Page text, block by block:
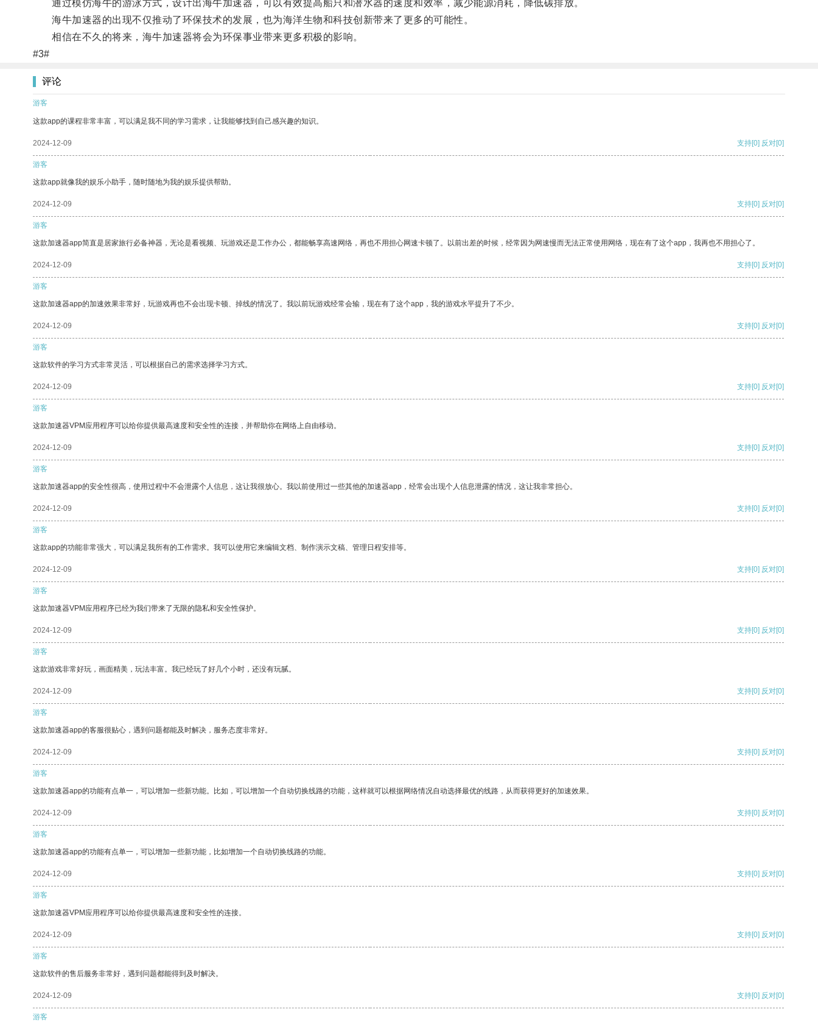
通过模仿海牛的游泳方式，设计出海牛加速器，可以有效提高船只和潜水器的速度和效率，减少能源消耗，降低碳排放。
海牛加速器的出现不仅推动了环保技术的发展，也为海洋生物和科技创新带来了更多的可能性。
相信在不久的将来，海牛加速器将会为环保事业带来更多积极的影响。
#3#
评论
游客
这款app的课程非常丰富，可以满足我不同的学习需求，让我能够找到自己感兴趣的知识。
2024-12-09 支持[0] 反对[0]
游客
这款app就像我的娱乐小助手，随时随地为我的娱乐提供帮助。
2024-12-09 支持[0] 反对[0]
游客
这款加速器app简直是居家旅行必备神器，无论是看视频、玩游戏还是工作办公，都能畅享高速网络，再也不用担心网速卡顿了。以前出差的时候，经常因为网速慢而无法正常使用网络，现在有了这个app，我再也不用担心了。
2024-12-09 支持[0] 反对[0]
游客
这款加速器app的加速效果非常好，玩游戏再也不会出现卡顿、掉线的情况了。我以前玩游戏经常会输，现在有了这个app，我的游戏水平提升了不少。
2024-12-09 支持[0] 反对[0]
游客
这款软件的学习方式非常灵活，可以根据自己的需求选择学习方式。
2024-12-09 支持[0] 反对[0]
游客
这款加速器VPM应用程序可以给你提供最高速度和安全性的连接，并帮助你在网络上自由移动。
2024-12-09 支持[0] 反对[0]
游客
这款加速器app的安全性很高，使用过程中不会泄露个人信息，这让我很放心。我以前使用过一些其他的加速器app，经常会出现个人信息泄露的情况，这让我非常担心。
2024-12-09 支持[0] 反对[0]
游客
这款app的功能非常强大，可以满足我所有的工作需求。我可以使用它来编辑文档、制作演示文稿、管理日程安排等。
2024-12-09 支持[0] 反对[0]
游客
这款加速器VPM应用程序已经为我们带来了无限的隐私和安全性保护。
2024-12-09 支持[0] 反对[0]
游客
这款游戏非常好玩，画面精美，玩法丰富。我已经玩了好几个小时，还没有玩腻。
2024-12-09 支持[0] 反对[0]
游客
这款加速器app的客服很贴心，遇到问题都能及时解决，服务态度非常好。
2024-12-09 支持[0] 反对[0]
游客
这款加速器app的功能有点单一，可以增加一些新功能。比如，可以增加一个自动切换线路的功能，这样就可以根据网络情况自动选择最优的线路，从而获得更好的加速效果。
2024-12-09 支持[0] 反对[0]
游客
这款加速器app的功能有点单一，可以增加一些新功能，比如增加一个自动切换线路的功能。
2024-12-09 支持[0] 反对[0]
游客
这款加速器VPM应用程序可以给你提供最高速度和安全性的连接。
2024-12-09 支持[0] 反对[0]
游客
这款软件的售后服务非常好，遇到问题都能得到及时解决。
2024-12-09 支持[0] 反对[0]
游客